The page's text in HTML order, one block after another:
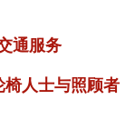
通服务
椅人士与照顾者